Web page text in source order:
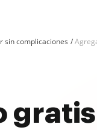
sin complicaciones